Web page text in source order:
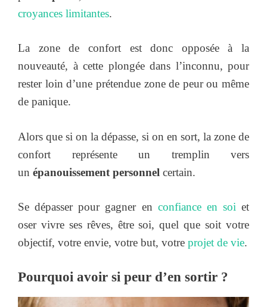
croyances limitantes.
La zone de confort est donc opposée à la
nouveauté, à cette plongée dans l’inconnu, pour
rester loin d’une prétendue zone de peur ou même
de panique.
Alors que si on la dépasse, si on en sort, la zone de
confort représente un tremplin vers
un épanouissement personnel certain.
Se dépasser pour gagner en confiance en soi et
oser vivre ses rêves, être soi, quel que soit votre
objectif, votre envie, votre but, votre projet de vie.
Pourquoi avoir si peur d’en sortir ?